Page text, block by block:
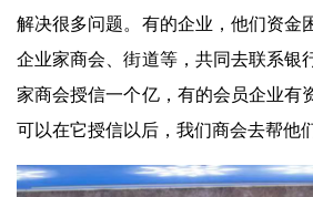
解决很多问题。有的企业，他们资金
企业家商会、街道等，共同去联系银
家商会授信一个亿，有的会员企业有
可以在它授信以后，我们商会去帮他